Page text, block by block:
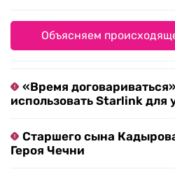
Объясняем
«Время
использовать Starlink для
Старшего сына
Героя Чечни